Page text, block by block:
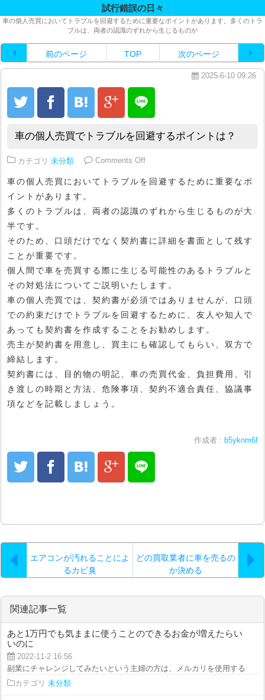
試行錯誤の日々
車の個人売買においてトラブルを回避するために重要なポイントがあります。多くのトラ
ブルは、両者の認識のずれから生じるものが
前のページ TOP 次のページ
2025-6-10 09:26
車の個人売買でトラブルを回避するポイントは？
カテゴリ 未分類 Comments Offon 車の個人売買でトラブルを回
車の個人売買においてトラブルを回避するために重要なポ
イントがあります。
多くのトラブルは、両者の認識のずれから生じるものが大
半です。
そのため、口頭だけでなく契約書に詳細を書面として残す
ことが重要です。
個人間で車を売買する際に生じる可能性のあるトラブルと
その対処法についてご説明いたします。
車の個人売買では、契約書が必須ではありませんが、口頭
での約束だけでトラブルを回避するために、友人や知人で
あっても契約書を作成することをお勧めします。
売主が契約書を用意し、買主にも確認してもらい、双方で
締結します。
契約書には、目的物の明記、車の売買代金、負担費用、引
き渡しの時期と方法、危険事項、契約不適合責任、協議事
項などを記載しましょう。
作成者 : b5yknm6f
エアコンが汚れることによ
るカビ臭
どの買取業者に車を売るの
か決める
関連記事一覧
あと1万円でも気ままに使うことのできるお金が増えたらい
いのに
2022-11-2 16:56
副業にチャレンジしてみたいという主婦の方は、メルカリを使用すると重
カテゴリ 未分類